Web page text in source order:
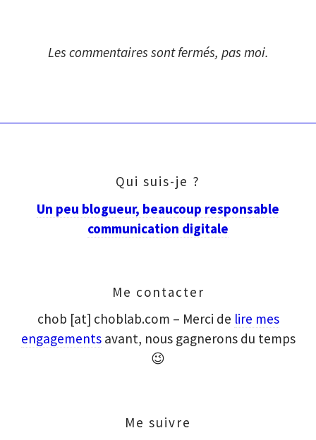
Les commentaires sont fermés, pas moi.
Qui suis-je ?
Un peu blogueur, beaucoup responsable
communication digitale
Me contacter
chob [at] choblab.com – Merci de lire mes
engagementsavant, nous gagnerons du temps
😉
Me suivre